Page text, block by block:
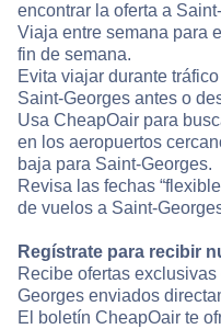
encontrar la oferta a
Viaja entre semana para
fin de semana.
Evita viajar durante
Saint-Georges antes o
Usa CheapOair para
en los aeropuertos
baja para Saint-Georges.
Revisa las fechas
de vuelos a Saint-
Regístrate para recibir
Recibe ofertas
Georges enviados
El boletín CheapOair te